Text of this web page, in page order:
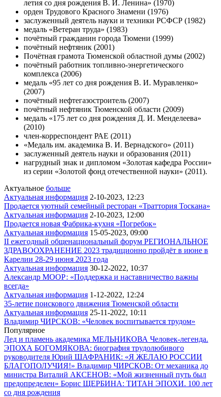
летия со дня рождения В. И. Ленина» (1970)
орден Трудового Красного Знамени (1976)
заслуженный деятель науки и техники РСФСР (1982)
медаль «Ветеран труда» (1983)
почётный гражданин города Тюмени (1999)
почётный нефтяник (2001)
Почётная грамота Тюменской областной думы (2002)
почётный работник топливно-энергетического
комплекса (2006)
медаль «95 лет со дня рождения В. И. Муравленко»
(2007)
почётный нефтегазостроитель (2007)
почётный нефтяник Тюменской области (2009)
медаль «175 лет со дня рождения Д. И. Менделеева»
(2010)
член-корреспондент РАЕ (2011)
«Медаль им. академика В. И. Вернадского» (2011)
заслуженный деятель науки и образования (2011)
нагрудный знак и дипломом «Золотая кафедра России»
из серии «Золотой фонд отечественной науки» (2011).
Актуальное больше
Актуальная информация 2-10-2023, 12:23
Продается уютный семейный ресторан «Траттория Тоскана»
Актуальная информация 2-10-2023, 12:00
Продается новая Фабрика-кухня «Погребок»
Актуальная информация 15-05-2023, 09:00
II ежегодный общенациональный форум РЕГИОНАЛЬНОЕ
ЗДРАВООХРАНЕНИЕ 2023 традиционно пройдёт в июне в
Карелии 28-29 июня 2023 года
Актуальная информация 30-12-2022, 10:37
Александр МООР: «Поддержка и наставничество важны
всегда»
Актуальная информация 1-12-2022, 12:24
35-летие поискового движения Тюменской области
Актуальная информация 25-11-2022, 10:11
Владимир ЧИРСКОВ: «Человек воспитывается трудом»
Популярное
Лед и пламень академика МЕЛЬНИКОВА Человек-легенда.
ЭПОХА БОГОМЯКОВА: биография трудолюбивого
руководителя Юрий ШАФРАНИК: «Я ЖЕЛАЮ РОССИИ
БЛАГОПОЛУЧИЯ!» Владимир ЧИРСКОВ: От механика до
министра Виталий АКСЕНОВ: «Мой жизненный путь был
предопределен» Борис ЩЕРБИНА: ТИТАН ЭПОХИ. 100 лет
со дня рождения